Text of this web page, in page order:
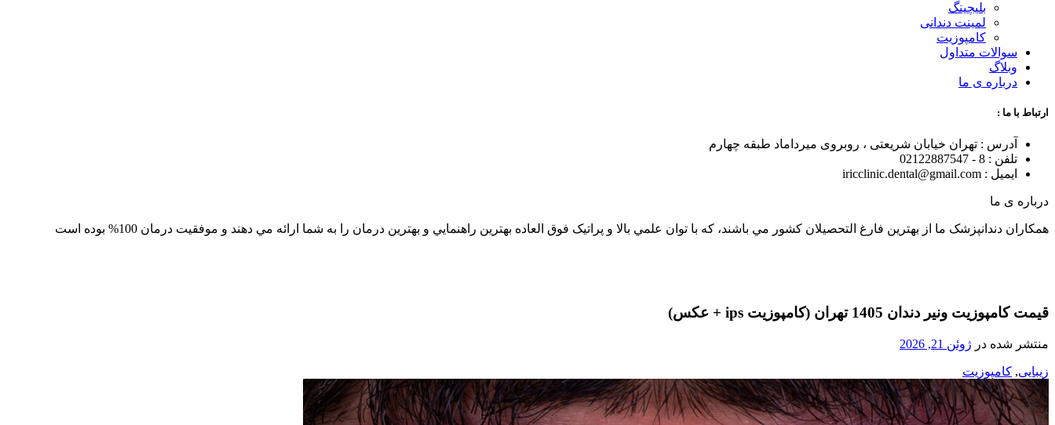
بلیچینگ
لمینت دندانی
کامپوزیت
سوالات متداول
وبلاگ
درباره ی ما
ارتباط با ما :
آدرس : تهران خیابان شریعتی ، روبروی میرداماد طبقه چهارم
تلفن : 8 - 02122887547
ایمیل : iricclinic.dental@gmail.com
درباره ی ما
همکاران دندانپزشک ما از بهترين فارغ التحصيلان کشور مي باشند، که با توان علمي بالا و پراتيک فوق العاده بهترين راهنمايي و بهترين درمان را به شما ارائه مي دهند و موفقيت درمان 100% بوده است
قیمت کامپوزیت ونیر دندان 1405 تهران (کامپوزیت ips + عکس)
منتشر شده در ژوئن 21, 2026
زیبایی, کامپوزیت